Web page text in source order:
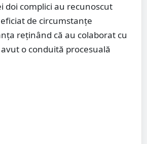
doi complici au recunoscut
de circumstanțe
reținând că au colaborat cu
o conduită procesuală